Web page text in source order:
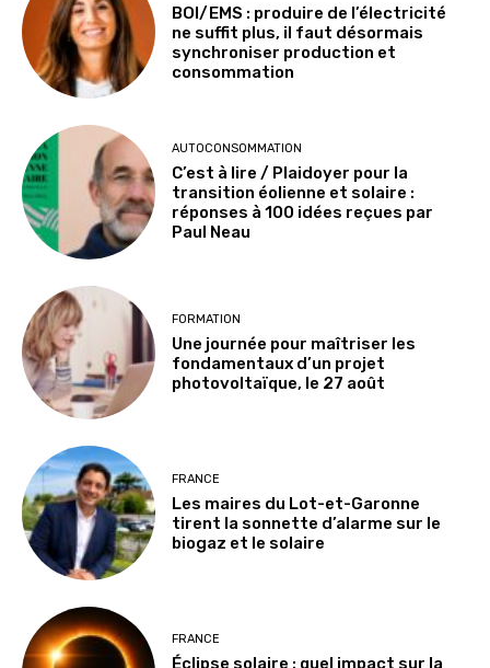
BOI/EMS : produire de l’électricité
ne suffit plus, il faut désormais
synchroniser production et
consommation
AUTOCONSOMMATION
C’est à lire / Plaidoyer pour la
transition éolienne et solaire :
réponses à 100 idées reçues par
Paul Neau
FORMATION
Une journée pour maîtriser les
fondamentaux d’un projet
photovoltaïque, le 27 août
FRANCE
Les maires du Lot-et-Garonne
tirent la sonnette d’alarme sur le
biogaz et le solaire
FRANCE
Éclipse solaire : quel impact sur la